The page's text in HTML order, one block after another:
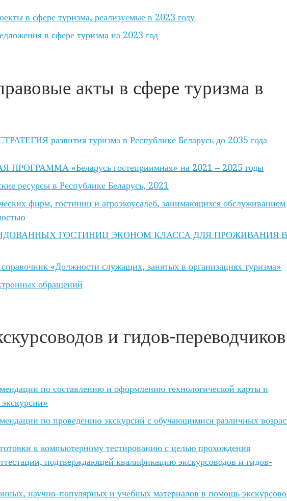
в сфере туризма, реализуемые в 2023 году
в сфере туризма на 2023 год
акты в сфере туризма в
развития туризма в Республике Беларусь до 2035 года
«Беларусь гостеприимная» на 2021 – 2025 годы
ресурсы в Республике Беларусь, 2021
фирм, гостиниц и агроэкоусадеб, занимающихся обслуживанием
ГОСТИНИЦ ЭКОНОМ КЛАССА ДЛЯ ПРОЖИВАНИЯ
«Должности служащих, занятых в организациях туризма»
обращений
и гидов-
по составлению и оформлению технологической карты и
экскурсии»
по проведению экскурсий с обучающимися различных
к компьютерному тестированию с целью прохождения
подтверждающей квалификацию экскурсоводов и гидов-
научно-популярных и учебных материалов в помощь